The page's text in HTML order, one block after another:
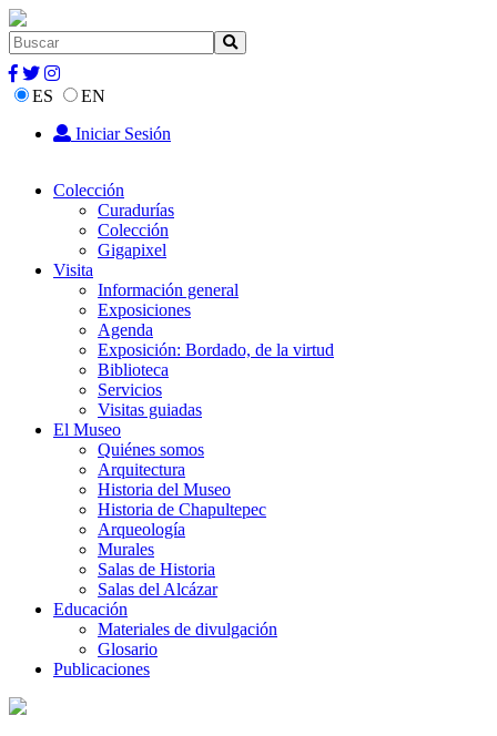
ES
EN
Iniciar Sesión
Colección
Curadurías
Colección
Gigapixel
Visita
Información general
Exposiciones
Agenda
Exposición: Bordado, de la virtud
Biblioteca
Servicios
Visitas guiadas
El Museo
Quiénes somos
Arquitectura
Historia del Museo
Historia de Chapultepec
Arqueología
Murales
Salas de Historia
Salas del Alcázar
Educación
Materiales de divulgación
Glosario
Publicaciones